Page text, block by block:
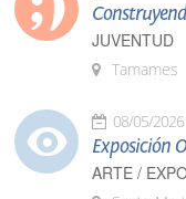
JUVENTUD
Tamames
08/05/2026
Exposición
ARTE /